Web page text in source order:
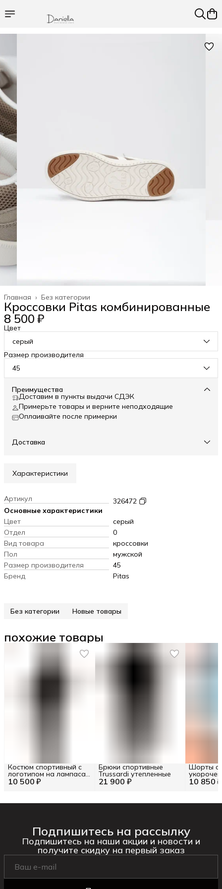
Без категории
Главная ›
Кроссовки Pitas комбинированные
8 500 ₽
Цвет
серый
Размер производителя
45
Преимущества
Доставим в пункты выдачи СДЭК
Примерьте товары и верните неподходящие
Оплаивайте после примерки
Доставка
Характеристики
Артикул
326472
Основные характеристики
Цвет
серый
Отдел
0
Вид товара
кроссовки
Пол
мужской
Размер производителя
45
Бренд
Pitas
Без категории Новые товары
похожие товары
10 500 ₽
Костюм спортивный с
логотипом на лампасах
Lamborghini RU 52 / EU 21 900 ₽
Брюки спортивные
Trussardi утепленные
10 850 ₽
Шорты
RU 42 /
Подпишитесь на рассылку
Подпишитесь на наши акции и новости и
получите скидку на первый заказ